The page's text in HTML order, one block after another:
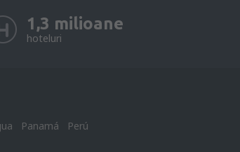
1,3 milioane
hoteluri
Panamá
Perú